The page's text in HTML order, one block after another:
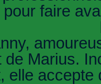
faire
Marius.
elle